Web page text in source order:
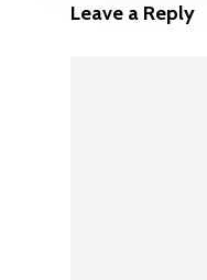
Leave a Reply